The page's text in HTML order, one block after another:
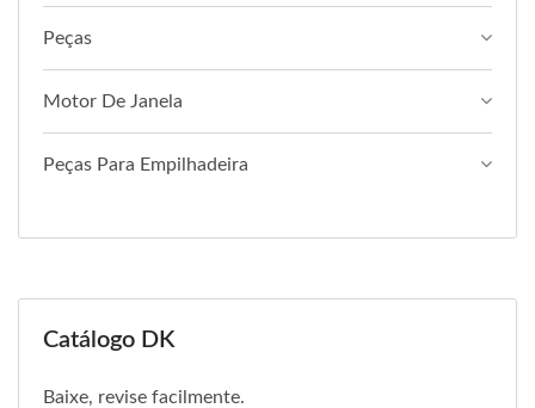
Peças
Motor De Janela
Peças Para Empilhadeira
Catálogo DK
Baixe, revise facilmente.